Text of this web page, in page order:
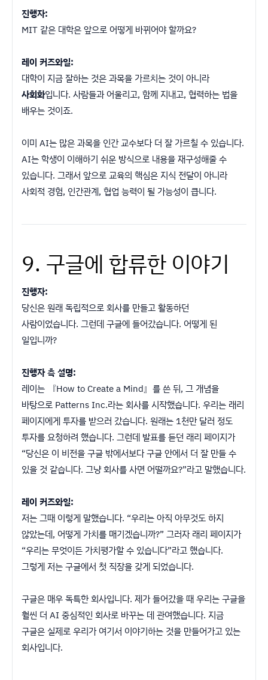
진행자:
MIT 같은 대학은 앞으로 어떻게 바뀌어야 할까요?
레이 커즈와일:
대학이 지금 잘하는 것은 과목을 가르치는 것이 아니라
사회화입니다. 사람들과 어울리고, 함께 지내고, 협력하는 법을
배우는 것이죠.
이미 AI는 많은 과목을 인간 교수보다 더 잘 가르칠 수 있습니다.
AI는 학생이 이해하기 쉬운 방식으로 내용을 재구성해줄 수
있습니다. 그래서 앞으로 교육의 핵심은 지식 전달이 아니라
사회적 경험, 인간관계, 협업 능력이 될 가능성이 큽니다.
9. 구글에 합류한 이야기
진행자:
당신은 원래 독립적으로 회사를 만들고 활동하던
사람이었습니다. 그런데 구글에 들어갔습니다. 어떻게 된
일입니까?
진행자 측 설명:
레이는 『How to Create a Mind』를 쓴 뒤, 그 개념을
바탕으로 Patterns Inc.라는 회사를 시작했습니다. 우리는 래리
페이지에게 투자를 받으러 갔습니다. 원래는 1천만 달러 정도
투자를 요청하려 했습니다. 그런데 발표를 듣던 래리 페이지가
“당신은 이 비전을 구글 밖에서보다 구글 안에서 더 잘 만들 수
있을 것 같습니다. 그냥 회사를 사면 어떨까요?”라고 말했습니다.
레이 커즈와일:
저는 그때 이렇게 말했습니다. “우리는 아직 아무것도 하지
않았는데, 어떻게 가치를 매기겠습니까?” 그러자 래리 페이지가
“우리는 무엇이든 가치평가할 수 있습니다”라고 했습니다.
그렇게 저는 구글에서 첫 직장을 갖게 되었습니다.
구글은 매우 독특한 회사입니다. 제가 들어갔을 때 우리는 구글을
훨씬 더 AI 중심적인 회사로 바꾸는 데 관여했습니다. 지금
구글은 실제로 우리가 여기서 이야기하는 것을 만들어가고 있는
회사입니다.